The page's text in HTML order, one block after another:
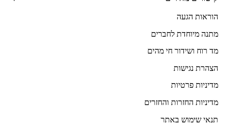
הוראות הגעה
מתנה מיוחדת לחברים
מד רוח ושידור חי מהים
הצהרת נגישות
מדיניות פרטיות
מדיניות החזרות והחזרים
תנאי שימוש באתר